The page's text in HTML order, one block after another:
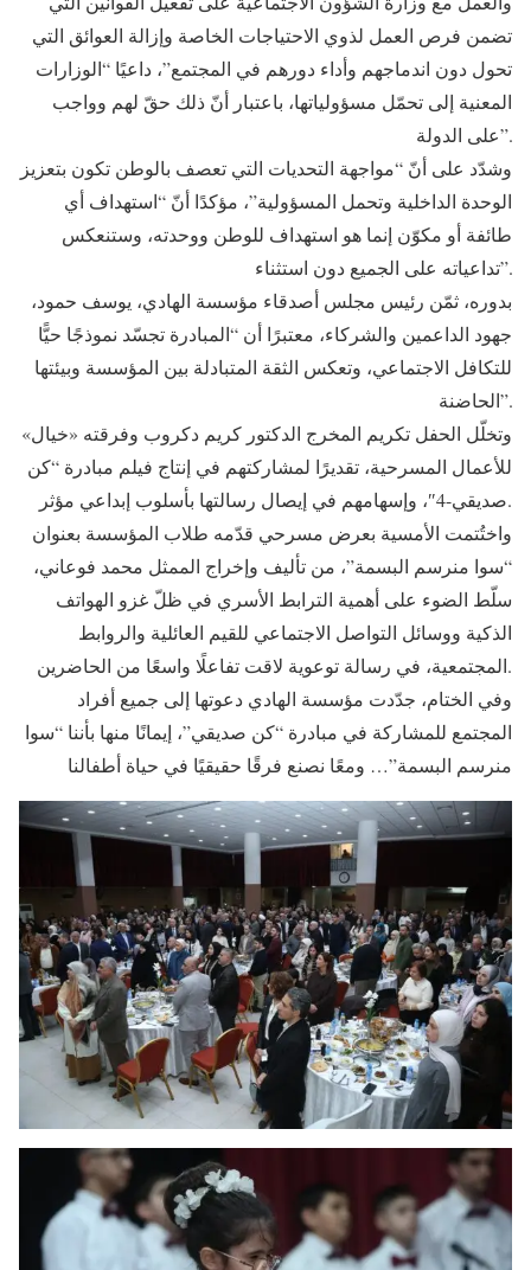
تضمن فرص العمل لذوي الاحتياجات الخاصة وإزالة العوائق التي
تحول دون اندماجهم وأداء دورهم في المجتمع”، داعيًا “الوزارات
المعنية إلى تحمّل مسؤولياتها، باعتبار أنّ ذلك حقّ لهم وواجب
على الدولة”.
وشدّد على أنّ “مواجهة التحديات التي تعصف بالوطن تكون بتعزيز
الوحدة الداخلية وتحمل المسؤولية”، مؤكدًا أنّ “استهداف أي
طائفة أو مكوّن إنما هو استهداف للوطن ووحدته، وستنعكس
تداعياته على الجميع دون استثناء”.
بدوره، ثمّن رئيس مجلس أصدقاء مؤسسة الهادي، يوسف حمود،
جهود الداعمين والشركاء، معتبرًا أن “المبادرة تجسّد نموذجًا حيًّا
للتكافل الاجتماعي، وتعكس الثقة المتبادلة بين المؤسسة وبيئتها
الحاضنة”.
وتخلّل الحفل تكريم المخرج الدكتور كريم دكروب وفرقته «خيال»
للأعمال المسرحية، تقديرًا لمشاركتهم في إنتاج فيلم مبادرة “كن
صديقي-4″، وإسهامهم في إيصال رسالتها بأسلوب إبداعي مؤثر.
واختُتمت الأمسية بعرض مسرحي قدّمه طلاب المؤسسة بعنوان
“سوا منرسم البسمة”، من تأليف وإخراج الممثل محمد فوعاني،
سلّط الضوء على أهمية الترابط الأسري في ظلّ غزو الهواتف
الذكية ووسائل التواصل الاجتماعي للقيم العائلية والروابط
المجتمعية، في رسالة توعوية لاقت تفاعلًا واسعًا من الحاضرين.
وفي الختام، جدّدت مؤسسة الهادي دعوتها إلى جميع أفراد
المجتمع للمشاركة في مبادرة “كن صديقي”، إيمانًا منها بأننا “سوا
منرسم البسمة”… ومعًا نصنع فرقًا حقيقيًا في حياة أطفالنا